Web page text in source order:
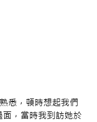
悉，頓時想起我們
，當時我到訪她於